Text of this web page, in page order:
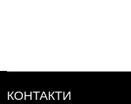
КОНТАКТИ